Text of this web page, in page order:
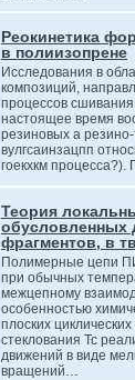
Реокинетика
в полиизопрене
Исследования в
композиций,
процессов
настоящее время
резиновых а
вулгсаинзацпп
гоекхкм
Теория
обусловленных
фрагментов, в
Полимерные цепи
при обычных
межцепному
особенностью
плоских
стеклования Тс
движений в виде
вращений…